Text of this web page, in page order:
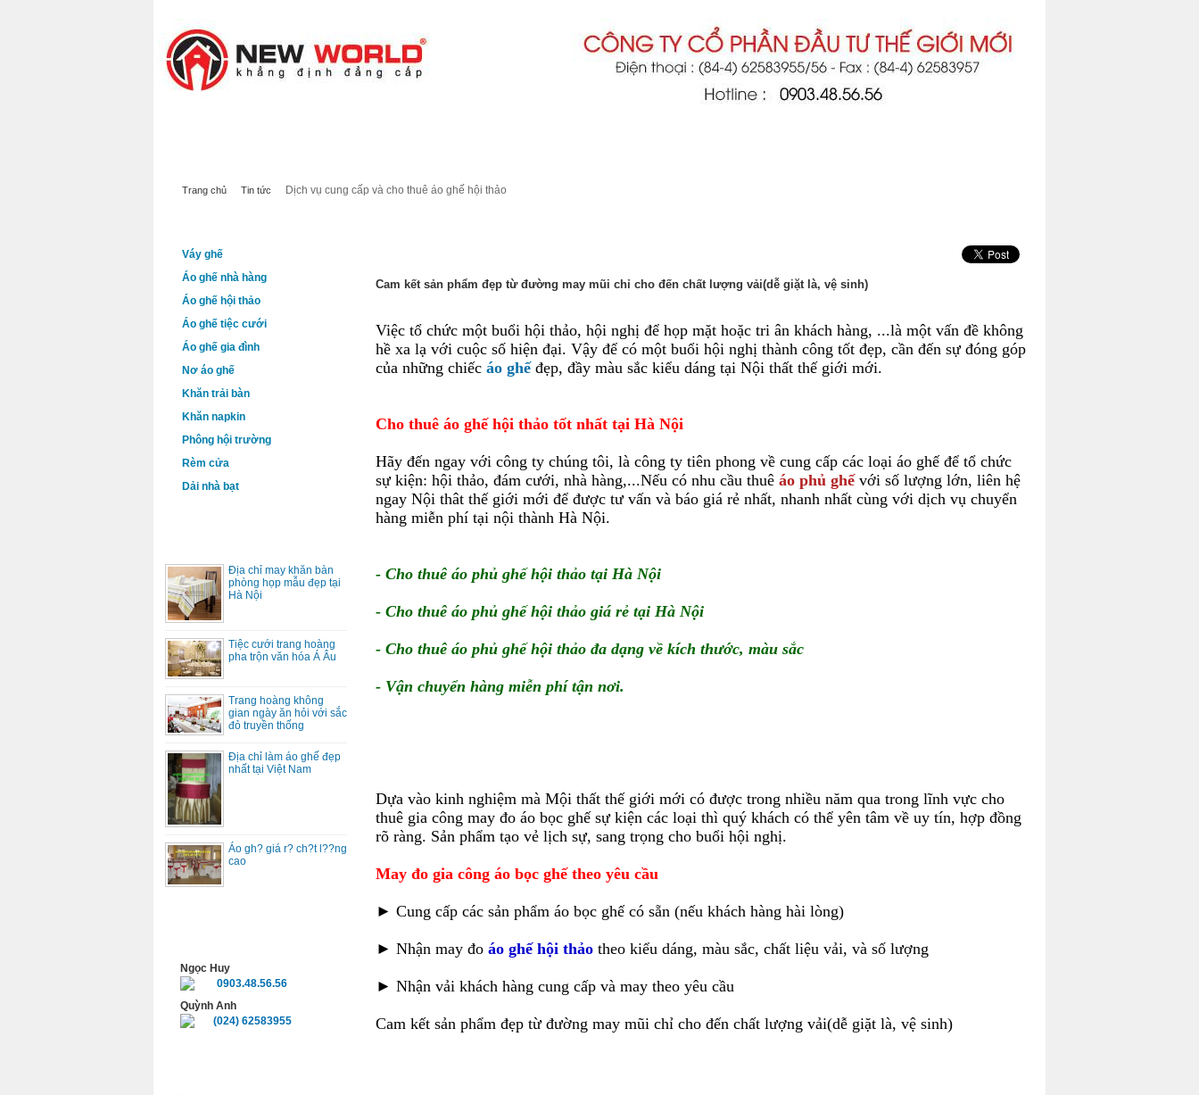
Trang chủ Tin tức Dịch vụ cung cấp và cho thuê áo ghế hội thảo
Váy ghế
Áo ghế nhà hàng
Áo ghế hội thảo
Áo ghế tiệc cưới
Áo ghế gia đình
Nơ áo ghế
Khăn trải bàn
Khăn napkin
Phông hội trường
Rèm cửa
Dải nhà bạt
Địa chỉ may khăn bàn
phòng họp mẫu đẹp tại
Hà Nội
Tiệc cưới trang hoàng
pha trộn văn hóa Á Âu
Trang hoàng không
gian ngày ăn hỏi với sắc
đỏ truyền thống
Địa chỉ làm áo ghế đẹp
nhất tại Việt Nam
Áo gh? giá r? ch?t l??ng
cao
Ngọc Huy
0903.48.56.56
Quỳnh Anh
(024) 62583955
Cam kết sản phẩm đẹp từ đường may mũi chỉ cho đến chất lượng vải(dễ giặt là, vệ sinh)
Việc tổ chức một buổi hội thảo, hội nghị để họp mặt hoặc tri ân khách hàng, ...là một vấn đề không
hề xa lạ với cuộc số hiện đại. Vậy để có một buổi hội nghị thành công tốt đẹp, cần đến sự đóng góp
của những chiếc áo ghế đẹp, đầy màu sắc kiểu dáng tại Nội thất thế giới mới.
Cho thuê áo ghế hội thảo tốt nhất tại Hà Nội
Hãy đến ngay với công ty chúng tôi, là công ty tiên phong về cung cấp các loại áo ghế để tổ chức
sự kiện: hội thảo, đám cưới, nhà hàng,...Nếu có nhu cầu thuê áo phủ ghếvới số lượng lớn, liên hệ
ngay Nội thât thế giới mới để được tư vấn và báo giá rẻ nhất, nhanh nhất cùng với dịch vụ chuyển
hàng miễn phí tại nội thành Hà Nội.
- Cho thuê áo phủ ghế hội thảo tại Hà Nội
- Cho thuê áo phủ ghế hội thảo giá rẻ tại Hà Nội
- Cho thuê áo phủ ghế hội thảo đa dạng về kích thước, màu sắc
- Vận chuyển hàng miễn phí tận nơi.
Dựa vào kinh nghiệm mà Mội thất thế giới mới có được trong nhiều năm qua trong lĩnh vực cho
thuê gia công may đo áo bọc ghế sự kiện các loại thì quý khách có thể yên tâm về uy tín, hợp đồng
rõ ràng. Sản phẩm tạo vẻ lịch sự, sang trọng cho buổi hội nghị.
May đo gia công áo bọc ghế theo yêu cầu
► Cung cấp các sản phẩm áo bọc ghế có sẵn (nếu khách hàng hài lòng)
► Nhận may đo áo ghế hội thảo theo kiểu dáng, màu sắc, chất liệu vải, và số lượng
► Nhận vải khách hàng cung cấp và may theo yêu cầu
Cam kết sản phẩm đẹp từ đường may mũi chỉ cho đến chất lượng vải(dễ giặt là, vệ sinh)